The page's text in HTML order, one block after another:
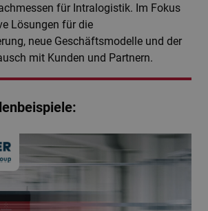
für Intralogistik. Im Fokus
Lösungen für die
neue Geschäftsmodelle und der
mit Kunden und Partnern.